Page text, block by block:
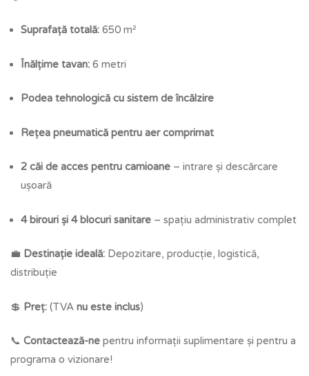
Suprafață totală: 650 m²
Înălțime tavan: 6 metri
Podea tehnologică cu sistem de încălzire
Rețea pneumatică pentru aer comprimat
2 căi de acces pentru camioane – intrare și descărcare
ușoară
4 birouri și 4 blocuri sanitare – spațiu administrativ complet
💼 Destinație ideală: Depozitare, producție, logistică,
distribuție
💲 Preț: (TVA nu este inclus)
📞 Contactează-ne pentru informații suplimentare și pentru a
programa o vizionare!